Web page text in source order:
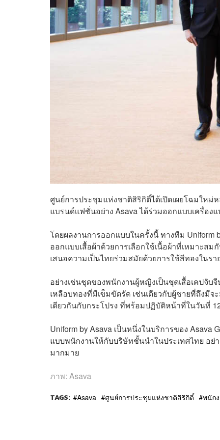
ศูนย์การประชุมแห่งชาติสิริกิติ์ได้เปิดเผยโฉมให
แบรนด์แฟชั่นอย่าง Asava ได้ร่วมออกแบบเครื่อ
โดยผลงานการออกแบบในครั้งนี้ ทางทีม
ออกแบบเสื้อผ้าด้วยการเลือกใช้เนื้อผ้าที่เหมาะส
เสนอความเป็นไทยร่วมสมัยด้วยการใช้สีทองในร
อย่างเช่นชุดของพนักงานผู้หญิงเป็นชุดเสื้อเคปจับ
เหลือบทองที่มีเข็มขัดรัด เช่นเดียวกับผู้ชายที่ถึงมี
เดียวกันกับกระโปรง ที่พร้อมปฏิบัติหน้าที่ในวันที่
Uniform by Asava เป็นหนึ่งในบริการของ
แบบพนักงานให้กับบริษัทชั้นนำในประเทศไทย อย่า
มากมาย
ภาพ: Asava
TAGS: Asava ศูนย์การประชุมแห่งชาติสิริกิติ์ พนัก